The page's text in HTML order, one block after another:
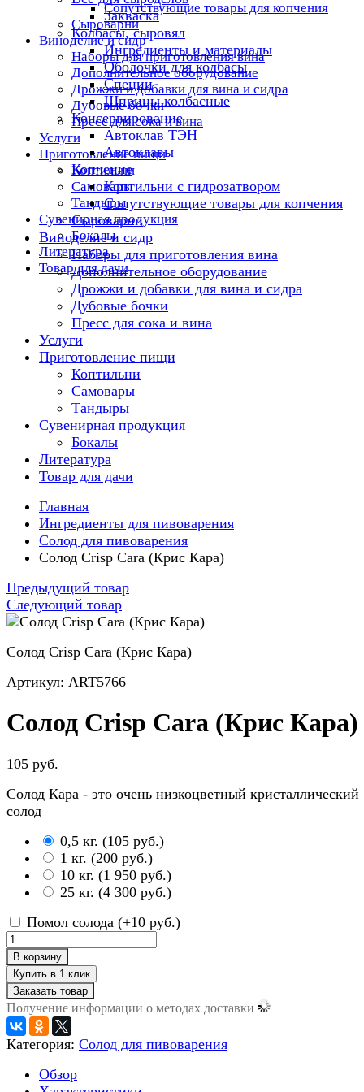
Сопутствующие товары для копчения
Сыроварни
Виноделие и сидр
Наборы для приготовления вина
Дополнительное оборудование
Дрожжи и добавки для вина и сидра
Дубовые бочки
Пресс для сока и вина
Услуги
Приготовление пищи
Коптильни
Самовары
Тандыры
Сувенирная продукция
Бокалы
Литература
Товар для дачи
Закваска
Колбасы, сыровял
Ингредиенты и материалы
Оболочки для колбасы
Специи
Шприцы колбасные
Консервирование
Автоклав ТЭН
Автоклавы
Копчение
Коптильни с гидрозатвором
Сопутствующие товары для копчения
Сыроварни
Виноделие и сидр
Наборы для приготовления вина
Дополнительное оборудование
Дрожжи и добавки для вина и сидра
Дубовые бочки
Пресс для сока и вина
Услуги
Приготовление пищи
Коптильни
Самовары
Тандыры
Сувенирная продукция
Бокалы
Литература
Товар для дачи
Главная
Ингредиенты для пивоварения
Солод для пивоварения
Солод Crisp Cara (Крис Кара)
Предыдущий товар
Следующий товар
Солод Crisp Cara (Крис Кара)
Артикул: ART5766
Солод Crisp Cara (Крис Кара)
105 руб.
Солод Кара - это очень низкоцветный кристаллический
солод
0,5 кг. (105 руб.)
1 кг. (200 руб.)
10 кг. (1 950 руб.)
25 кг. (4 300 руб.)
Помол солода (+10 руб.)
В корзину
Заказать товар
Получение информации о методах доставки
Категория: Солод для пивоварения
Обзор